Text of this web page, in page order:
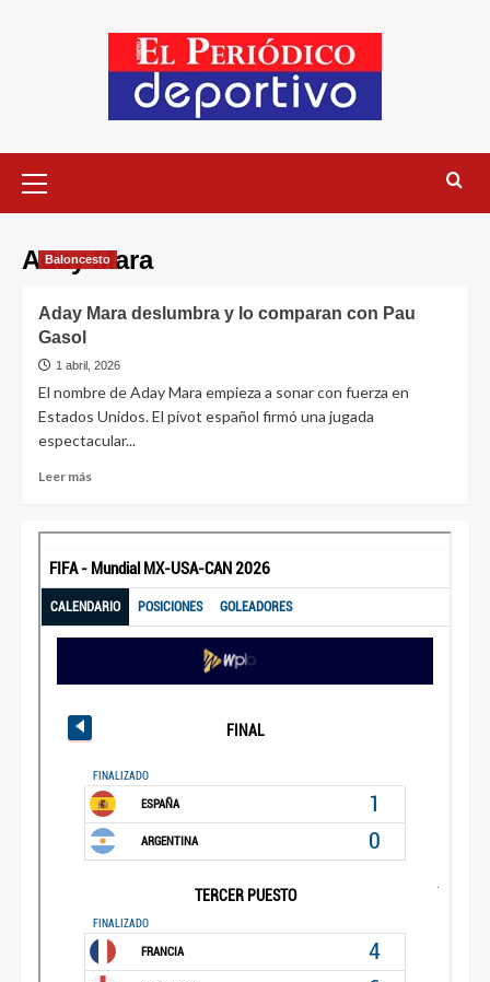
Aday Mara
Baloncesto
Aday Mara deslumbra y lo comparan con Pau
Gasol
1 abril, 2026
El nombre de Aday Mara empieza a sonar con fuerza en
Estados Unidos. El pívot español firmó una jugada
espectacular...
Leer más